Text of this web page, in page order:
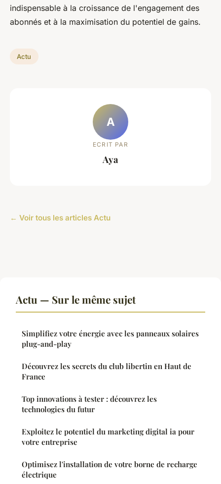
indispensable à la croissance de l'engagement des
abonnés et à la maximisation du potentiel de gains.
Actu
A
ECRIT PAR
Aya
← Voir tous les articles Actu
Actu — Sur le même sujet
Simplifiez votre énergie avec les panneaux solaires
plug-and-play
Découvrez les secrets du club libertin en Haut de
France
Top innovations à tester : découvrez les
technologies du futur
Exploitez le potentiel du marketing digital ia pour
votre entreprise
Optimisez l'installation de votre borne de recharge
électrique